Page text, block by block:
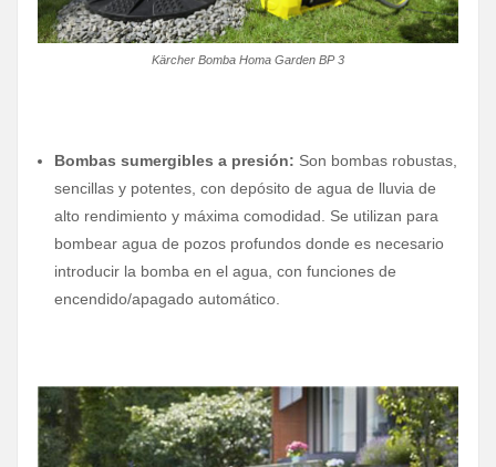
Kärcher Bomba Homa Garden BP 3
Bombas sumergibles a presión: Son bombas robustas,
sencillas y potentes, con depósito de agua de lluvia de
alto rendimiento y máxima comodidad. Se utilizan para
bombear agua de pozos profundos donde es necesario
introducir la bomba en el agua, con funciones de
encendido/apagado automático.